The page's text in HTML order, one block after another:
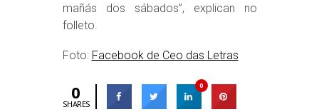
mañás dos sábados”, explican no
folleto.
Foto: Facebook de Ceo das Letras
0
SHARES
0